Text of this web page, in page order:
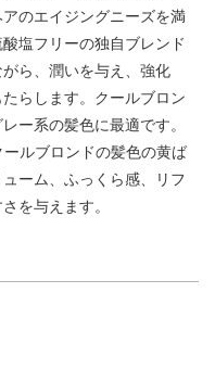
のエイジングニーズを満
塩フリーの独自ブレンド
ら、潤いを与え、強化
らします。クールブロン
ー系の髪色に最適です。
ルブロンドの髪色の黄ば
ーム、ふっくら感、リフ
を与えます。